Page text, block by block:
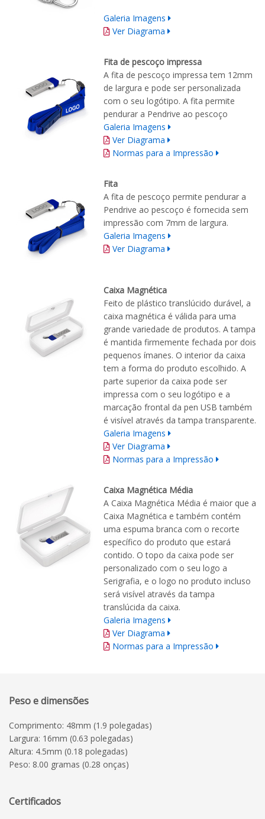
Galeria Imagens
Ver Diagrama
Fita de pescoço impressa
A fita de pescoço impressa tem 12mm
de largura e pode ser personalizada
com o seu logótipo. A fita permite
pendurar a Pendrive ao pescoço
Galeria Imagens
Ver Diagrama
Normas para a Impressão
Fita
A fita de pescoço permite pendurar a
Pendrive ao pescoço é fornecida sem
impressão com 7mm de largura.
Galeria Imagens
Ver Diagrama
Caixa Magnética
Feito de plástico translúcido durável, a
caixa magnética é válida para uma
grande variedade de produtos. A tampa
é mantida firmemente fechada por dois
pequenos ímanes. O interior da caixa
tem a forma do produto escolhido. A
parte superior da caixa pode ser
impressa com o seu logótipo e a
marcação frontal da pen USB também
é visível através da tampa transparente.
Galeria Imagens
Ver Diagrama
Normas para a Impressão
Caixa Magnética Média
A Caixa Magnética Média é maior que a
Caixa Magnética e também contém
uma espuma branca com o recorte
específico do produto que estará
contido. O topo da caixa pode ser
personalizado com o seu logo a
Serigrafia, e o logo no produto incluso
será visível através da tampa
translúcida da caixa.
Galeria Imagens
Ver Diagrama
Normas para a Impressão
Peso e dimensões
Comprimento: 48mm (1.9 polegadas)
Largura: 16mm (0.63 polegadas)
Altura: 4.5mm (0.18 polegadas)
Peso: 8.00 gramas (0.28 onças)
Certificados